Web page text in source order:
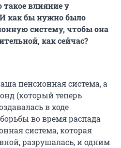
влияние у
как бы нужно было
систему, чтобы она
как сейчас?
пенсионная система, а
(который теперь
в ходе
во время распада
система, которая
разрушалась, и одним